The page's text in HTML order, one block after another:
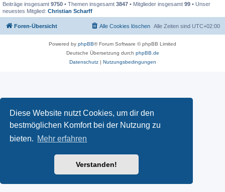
Diese Website nutzt Cookies, um dir den
bestmöglichen Komfort bei der Nutzung zu
bieten. Mehr erfahren
Verstanden!
Beiträge insgesamt 9750 • Themen insgesamt 3847 • Mitglieder insgesamt 99 • Unser
neuestes Mitglied: Christian Scharff
Foren-Übersicht Alle Zeiten sind UTC+02:00
Alle Cookies löschen
Powered by phpBB® Forum Software © phpBB Limited
Deutsche Übersetzung durch phpBB.de
Datenschutz| Nutzungsbedingungen